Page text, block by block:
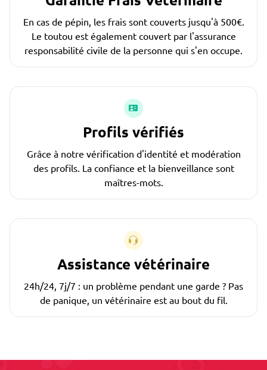
En cas de pépin, les frais sont couverts jusqu'à 500€.
Le toutou est également couvert par l'assurance
responsabilité civile de la personne qui s'en occupe.
Profils vérifiés
Grâce à notre vérification d'identité et modération
des profils. La confiance et la bienveillance sont
maîtres-mots.
Assistance vétérinaire
24h/24, 7j/7 : un problème pendant une garde ? Pas
de panique, un vétérinaire est au bout du fil.